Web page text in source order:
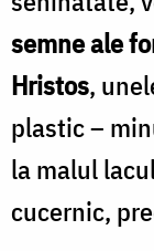
semne ale
Hristos,
plastic –
la malul
cucernic,